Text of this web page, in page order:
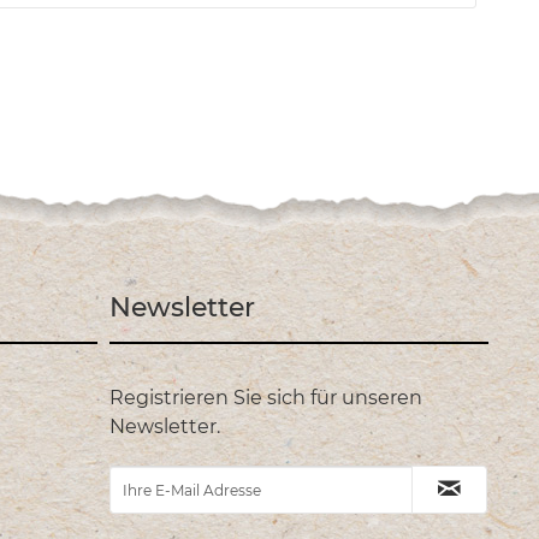
Newsletter
Registrieren Sie sich für unseren
Newsletter.